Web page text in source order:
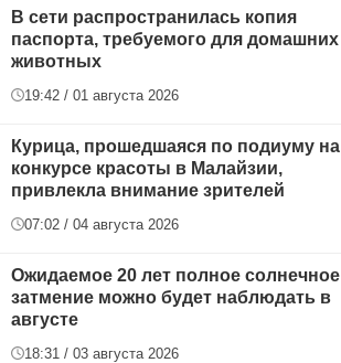
В сети распространилась копия
паспорта, требуемого для домашних
животных
19:42 / 01 августа 2026
Курица, прошедшаяся по подиуму на
конкурсе красоты в Малайзии,
привлекла внимание зрителей
07:02 / 04 августа 2026
Ожидаемое 20 лет полное солнечное
затмение можно будет наблюдать в
августе
18:31 / 03 августа 2026